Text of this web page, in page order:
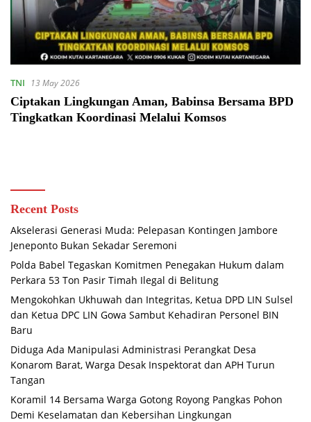
TNI 13 May 2026
Ciptakan Lingkungan Aman, Babinsa Bersama BPD
Tingkatkan Koordinasi Melalui Komsos
Recent Posts
Akselerasi Generasi Muda: Pelepasan Kontingen Jambore
Jeneponto Bukan Sekadar Seremoni
Polda Babel Tegaskan Komitmen Penegakan Hukum dalam
Perkara 53 Ton Pasir Timah Ilegal di Belitung
Mengokohkan Ukhuwah dan Integritas, Ketua DPD LIN Sulsel
dan Ketua DPC LIN Gowa Sambut Kehadiran Personel BIN
Baru
Diduga Ada Manipulasi Administrasi Perangkat Desa
Konarom Barat, Warga Desak Inspektorat dan APH Turun
Tangan
Koramil 14 Bersama Warga Gotong Royong Pangkas Pohon
Demi Keselamatan dan Kebersihan Lingkungan